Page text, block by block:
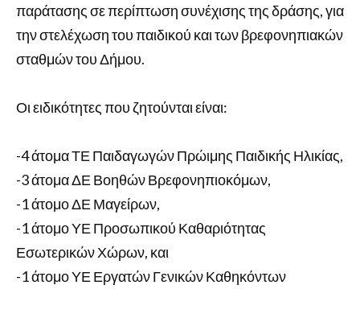
παράτασης σε περίπτωση συνέχισης της δράσης, για
την στελέχωση του παιδικού και των βρεφονηπιακών
σταθμών του Δήμου.
Οι ειδικότητες που ζητούνται είναι:
-4 άτομα ΤΕ Παιδαγωγών Πρώιμης Παιδικής Ηλικίας,
-3 άτομα ΔΕ Βοηθών Βρεφονηπιοκόμων,
-1 άτομο ΔΕ Μαγείρων,
-1 άτομο ΥΕ Προσωπικού Καθαριότητας
Εσωτερικών Χώρων, και
-1 άτομο ΥΕ Εργατών Γενικών Καθηκόντων